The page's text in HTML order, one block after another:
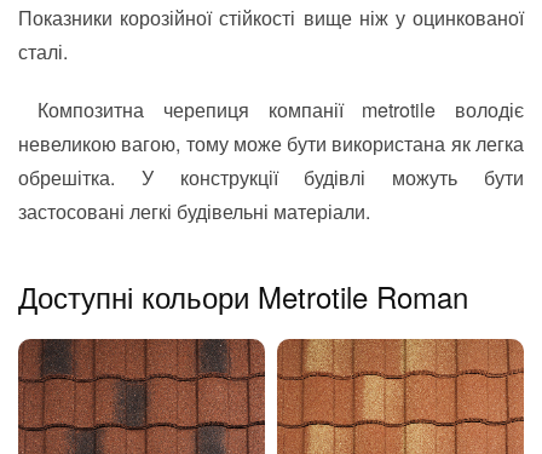
Показники корозійної стійкості вище ніж у оцинкованої
сталі.
Композитна черепиця компанії metrotile володіє
невеликою вагою, тому може бути використана як легка
обрешітка. У конструкції будівлі можуть бути
застосовані легкі будівельні матеріали.
Доступні кольори Metrotile Roman